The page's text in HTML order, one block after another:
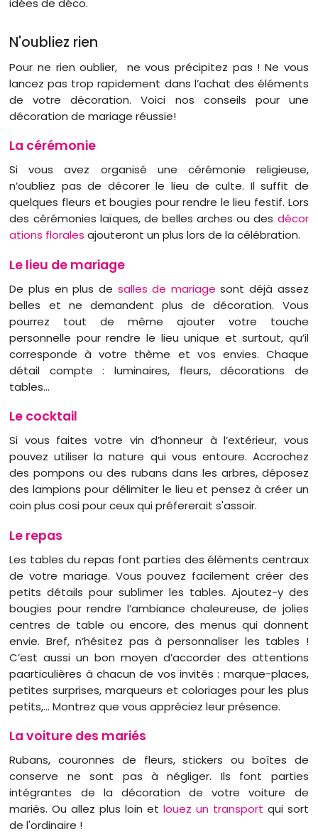
idées de déco.
N'oubliez rien
Pour ne rien oublier, ne vous précipitez pas ! Ne vous
lancez pas trop rapidement dans l’achat des éléments
de votre décoration. Voici nos conseils pour une
décoration de mariage réussie!
La cérémonie
Si vous avez organisé une cérémonie religieuse,
n’oubliez pas de décorer le lieu de culte. Il suffit de
quelques fleurs et bougies pour rendre le lieu festif. Lors
des cérémonies laïques, de belles arches ou des décor
ations florales ajouteront un plus lors de la célébration.
Le lieu de mariage
De plus en plus de salles de mariage sont déjà assez
belles et ne demandent plus de décoration. Vous
pourrez tout de même ajouter votre touche
personnelle pour rendre le lieu unique et surtout, qu’il
corresponde à votre thème et vos envies. Chaque
détail compte : luminaires, fleurs, décorations de
tables…
Le cocktail
Si vous faites votre vin d’honneur à l’extérieur, vous
pouvez utiliser la nature qui vous entoure. Accrochez
des pompons ou des rubans dans les arbres, déposez
des lampions pour délimiter le lieu et pensez à créer un
coin plus cosi pour ceux qui préfererait s'assoir.
Le repas
Les tables du repas font parties des éléments centraux
de votre mariage. Vous pouvez facilement créer des
petits détails pour sublimer les tables. Ajoutez-y des
bougies pour rendre l’ambiance chaleureuse, de jolies
centres de table ou encore, des menus qui donnent
envie. Bref, n’hésitez pas à personnaliser les tables !
C’est aussi un bon moyen d’accorder des attentions
paarticulières à chacun de vos invités : marque-places,
petites surprises, marqueurs et coloriages pour les plus
petits,… Montrez que vous appréciez leur présence.
La voiture des mariés
Rubans, couronnes de fleurs, stickers ou boîtes de
conserve ne sont pas à négliger. Ils font parties
intégrantes de la décoration de votre voiture de
mariés. Ou allez plus loin et louez un transport qui sort
de l'ordinaire !